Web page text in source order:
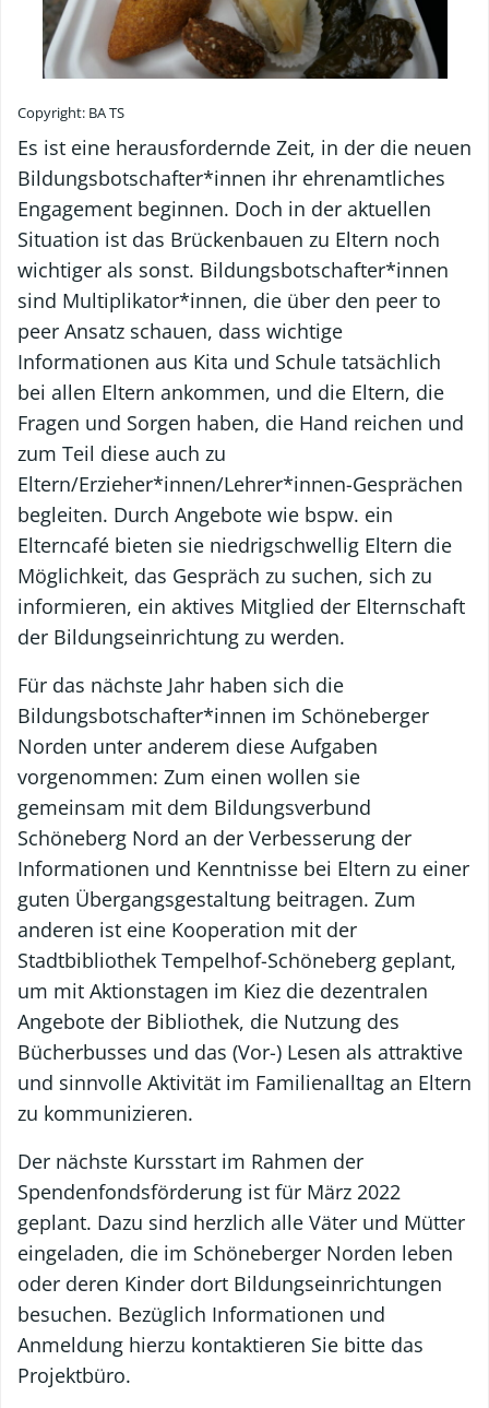
Copyright: BA TS
Es ist eine herausfordernde Zeit, in der die neuen
Bildungsbotschafter*innen ihr ehrenamtliches
Engagement beginnen. Doch in der aktuellen
Situation ist das Brückenbauen zu Eltern noch
wichtiger als sonst. Bildungsbotschafter*innen
sind Multiplikator*innen, die über den peer to
peer Ansatz schauen, dass wichtige
Informationen aus Kita und Schule tatsächlich
bei allen Eltern ankommen, und die Eltern, die
Fragen und Sorgen haben, die Hand reichen und
zum Teil diese auch zu
Eltern/Erzieher*innen/Lehrer*innen-Gesprächen
begleiten. Durch Angebote wie bspw. ein
Elterncafé bieten sie niedrigschwellig Eltern die
Möglichkeit, das Gespräch zu suchen, sich zu
informieren, ein aktives Mitglied der Elternschaft
der Bildungseinrichtung zu werden.
Für das nächste Jahr haben sich die
Bildungsbotschafter*innen im Schöneberger
Norden unter anderem diese Aufgaben
vorgenommen: Zum einen wollen sie
gemeinsam mit dem Bildungsverbund
Schöneberg Nord an der Verbesserung der
Informationen und Kenntnisse bei Eltern zu einer
guten Übergangsgestaltung beitragen. Zum
anderen ist eine Kooperation mit der
Stadtbibliothek Tempelhof-Schöneberg geplant,
um mit Aktionstagen im Kiez die dezentralen
Angebote der Bibliothek, die Nutzung des
Bücherbusses und das (Vor-) Lesen als attraktive
und sinnvolle Aktivität im Familienalltag an Eltern
zu kommunizieren.
Der nächste Kursstart im Rahmen der
Spendenfondsförderung ist für März 2022
geplant. Dazu sind herzlich alle Väter und Mütter
eingeladen, die im Schöneberger Norden leben
oder deren Kinder dort Bildungseinrichtungen
besuchen. Bezüglich Informationen und
Anmeldung hierzu kontaktieren Sie bitte das
Projektbüro.